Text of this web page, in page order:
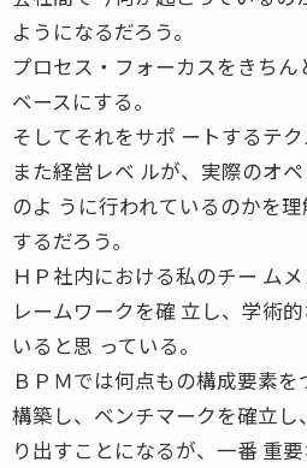
ようになるだろう。
プロセス・フォーカスをきちん
ベースにする。
そしてそれをサポ ートするテク
また経営レベ ルが、実際のオ
のよ うに行われているのかを
するだろう。
ＨＰ社内における私のチー ム
レームワークを確 立し、学術
いると思 っている。
ＢＰＭでは何点もの構成要素
構築し、ベンチマークを確立
り出すことになるが、一番 重